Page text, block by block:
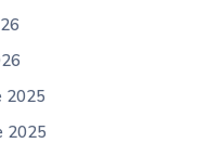
2025
2025